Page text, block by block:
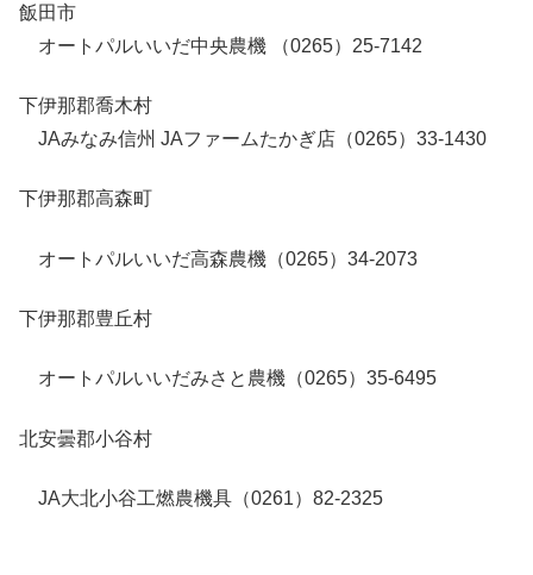
飯田市
オートパルいいだ中央農機 （0265）25-7142
下伊那郡喬木村
JAみなみ信州 JAファームたかぎ店（0265）33-1430
下伊那郡高森町
オートパルいいだ高森農機（0265）34-2073
下伊那郡豊丘村
オートパルいいだみさと農機（0265）35-6495
北安曇郡小谷村
JA大北小谷工燃農機具（0261）82-2325